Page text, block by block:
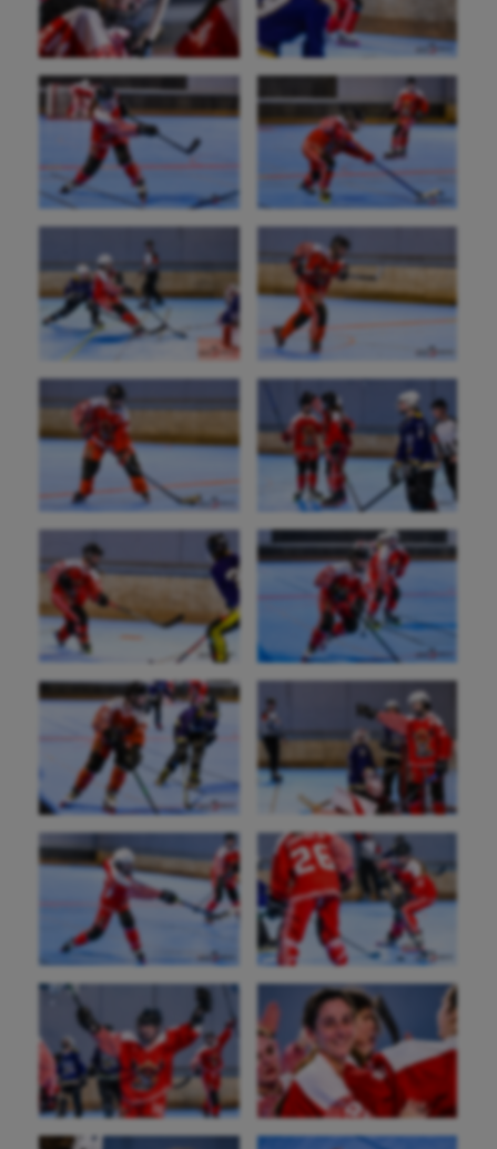
Handisport
Hippisme
Jeux Olympiques et Paralympiques
Kayak-polo
Korfbal
Longue paume
Moto
Natation
Natation artistique
Omnisports
Outdoor
Paddle
Parkour
Patinage artistique
Pétanque
Plongée
Randonnée / Marche
Roller-derby
Sarbacane
Sauvetage sportif
Sport adapté
Sport handicap
Sport santé
Sport-entreprise
Sport-santé
Tir